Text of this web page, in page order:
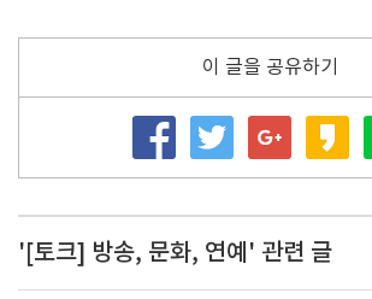
이 글을 공유하기
'[토크] 방송, 문화, 연예' 관련 글